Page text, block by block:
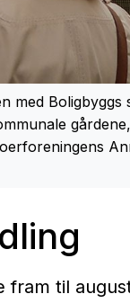
med Boligbyggs
fram til